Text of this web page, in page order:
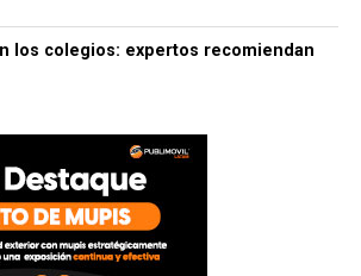
los colegios: expertos recomiendan